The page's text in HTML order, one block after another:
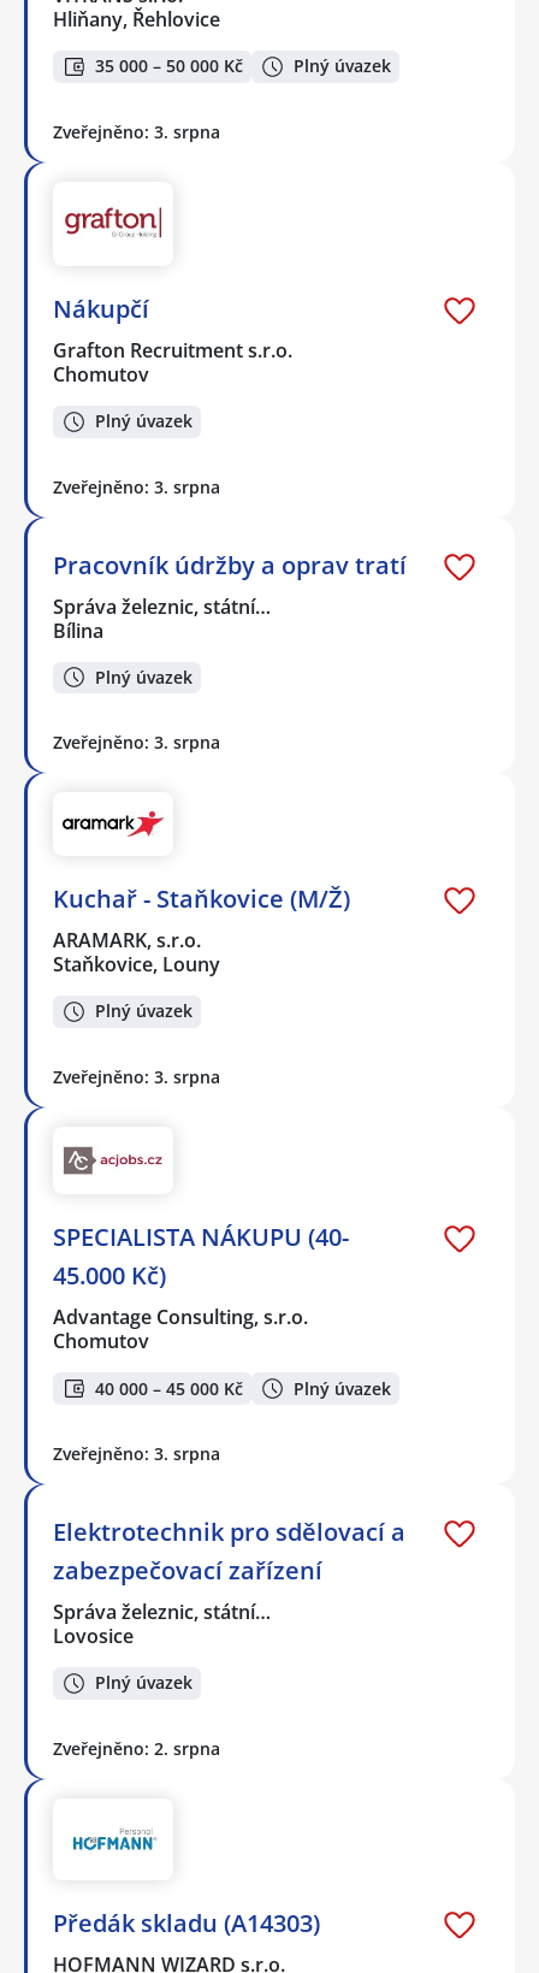
Hliňany, Řehlovice
35 000 – 50 000 Kč Plný úvazek
Zveřejněno: 3. srpna
Nákupčí
Grafton Recruitment s.r.o.
Chomutov
Plný úvazek
Zveřejněno: 3. srpna
Pracovník údržby a oprav tratí
Správa železnic, státní…
Bílina
Plný úvazek
Zveřejněno: 3. srpna
Kuchař - Staňkovice (M/Ž)
ARAMARK, s.r.o.
Staňkovice, Louny
Plný úvazek
Zveřejněno: 3. srpna
SPECIALISTA NÁKUPU (40-
45.000 Kč)
Advantage Consulting, s.r.o.
Chomutov
40 000 – 45 000 Kč Plný úvazek
Zveřejněno: 3. srpna
Elektrotechnik pro sdělovací a
zabezpečovací zařízení
Správa železnic, státní…
Lovosice
Plný úvazek
Zveřejněno: 2. srpna
Předák skladu (A14303)
HOFMANN WIZARD s.r.o.